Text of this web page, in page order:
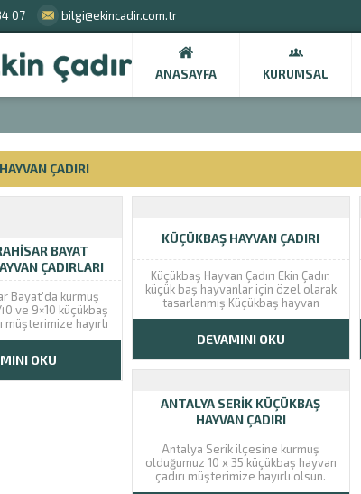
07 bilgi@ekincadir.com.tr
ANASAYFA KURUMSAL
ÇADIRI
BAYAT
ÇADIRLARI
Bayat’da kurmuş
ve 9×10 küçükbaş
müşterimize hayırlı
OKU
KÜÇÜKBAŞ HAYVAN ÇADIRI
Küçükbaş Hayvan Çadırı Ekin Çadır,
küçük baş hayvanlar için özel olarak
tasarlanmış Küçükbaş hayvan
çadırı üretmektedir. Bu çadırlar,
korunabileceği ve doğal şartlardan
etkilenmeden yetiştirilebileceği
alanlar sağlamaktadır. Küçükbaş
için hayvan çadırı kurulumunda
profesyonel destek almak oldukça
önemlidir....
DEVAMINI OKU
ANTALYA SERIK KÜÇÜKBAŞ
HAYVAN ÇADIRI
Antalya Serik ilçesine kurmuş
olduğumuz 10 x 35 küçükbaş hayvan
çadırı müşterimize hayırlı olsun.